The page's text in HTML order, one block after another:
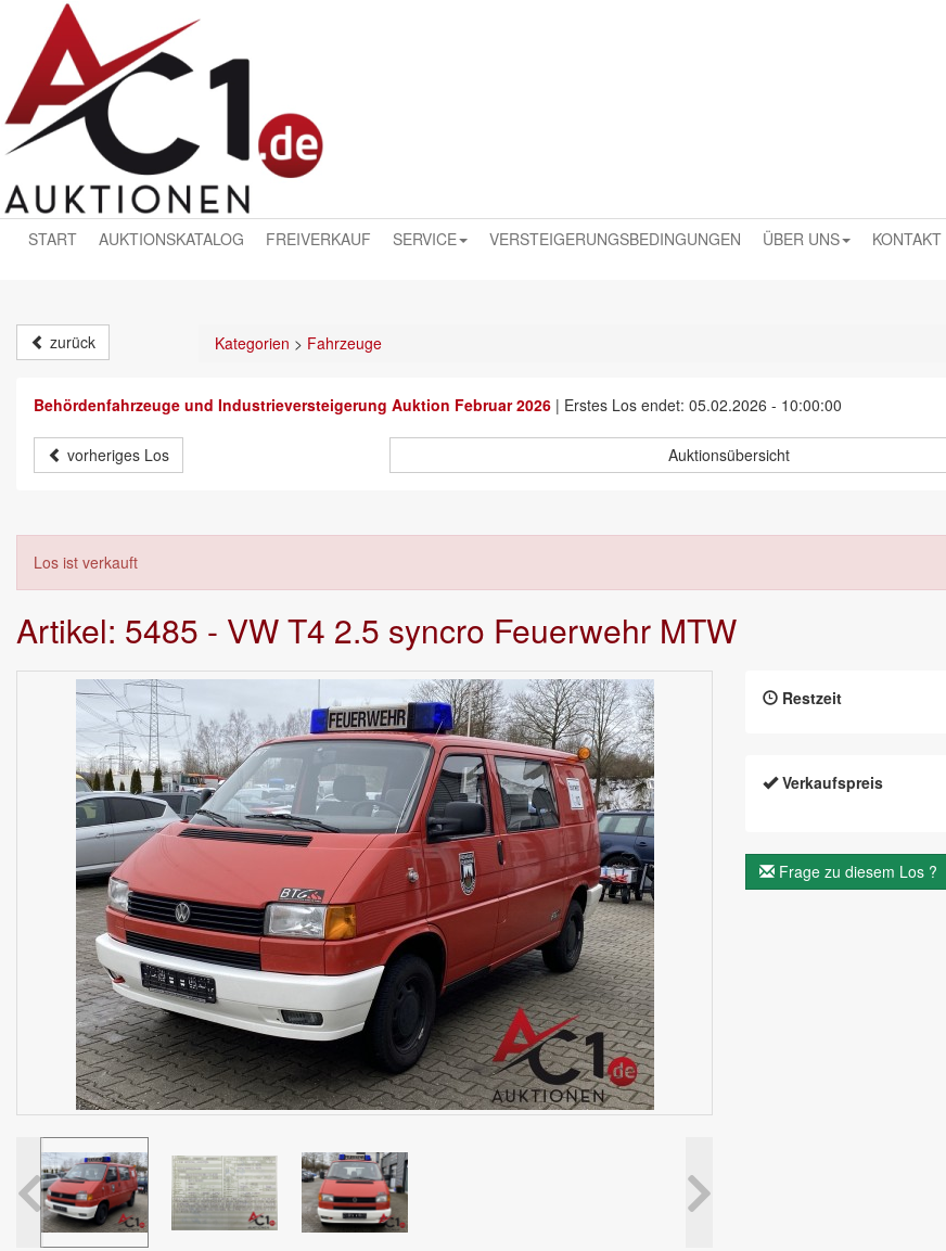
START AUKTIONSKATALOG FREIVERKAUF SERVICE VERSTEIGERUNGSBEDINGUNGEN ÜBER UNS KONTAKT
zurück Kategorien > Fahrzeuge
Behördenfahrzeuge und Industrieversteigerung Auktion Februar 2026 | Erstes Los endet: 05.02.2026 - 10:00:00
vorheriges Los Auktionsübersicht
Los ist verkauft
Artikel: 5485 - VW T4 2.5 syncro Feuerwehr MTW
Restzeit
Verkaufspreis
Frage zu diesem Los ?